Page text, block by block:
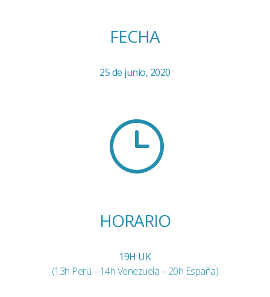
FECHA
25 de junio, 2020
}
HORARIO
19H UK
(13h Perú – 14h Venezuela – 20h España)